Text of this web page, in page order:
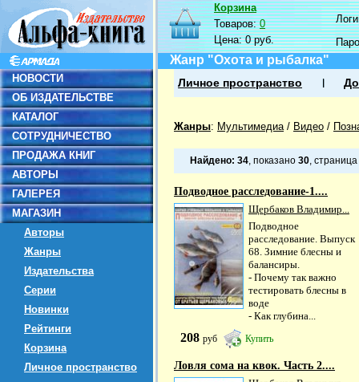
НОВОСТИ
ОБ ИЗДАТЕЛЬСТВЕ
КАТАЛОГ
СОТРУДНИЧЕСТВО
ПРОДАЖА КНИГ
АВТОРЫ
ГАЛЕРЕЯ
МАГАЗИН
Авторы
Жанры
Издательства
Серии
Новинки
Рейтинги
Корзина
Личное пространство
Корзина
Товаров:0
Цена:0 руб.
Жанр "Охота и рыбалка"
Личное пространство
Жанры: Мультимедиа/ Видео /
Найдено: 34, показано 30, страница
Подводное расследование-1....
Щербаков Владимир...
Подводное
расследование. Выпуск
68. Зимние блесны и
балансиры.
- Почему так важно
тестировать блесны в
воде
- Как глубина...
208 руб Купить
Ловля сома на квок. Часть 2....